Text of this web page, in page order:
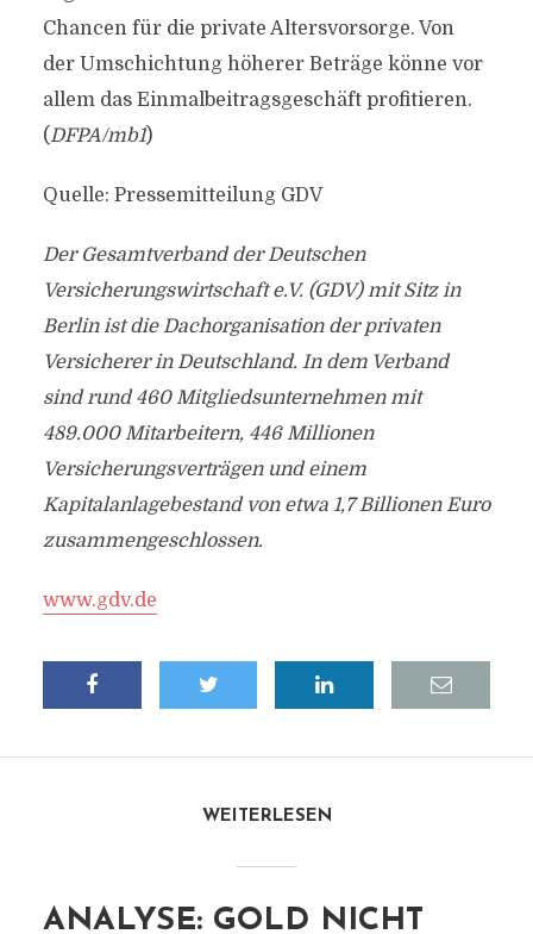
Chancen für die private Altersvorsorge. Von
der Umschichtung höherer Beträge könne vor
allem das Einmalbeitragsgeschäft profitieren.
(DFPA/mb1)
Quelle: Pressemitteilung GDV
Der Gesamtverband der Deutschen
Versicherungswirtschaft e.V. (GDV) mit Sitz in
Berlin ist die Dachorganisation der privaten
Versicherer in Deutschland. In dem Verband
sind rund 460 Mitgliedsunternehmen mit
489.000 Mitarbeitern, 446 Millionen
Versicherungsverträgen und einem
Kapitalanlagebestand von etwa 1,7 Billionen Euro
zusammengeschlossen.
www.gdv.de
WEITERLESEN
ANALYSE: GOLD NICHT